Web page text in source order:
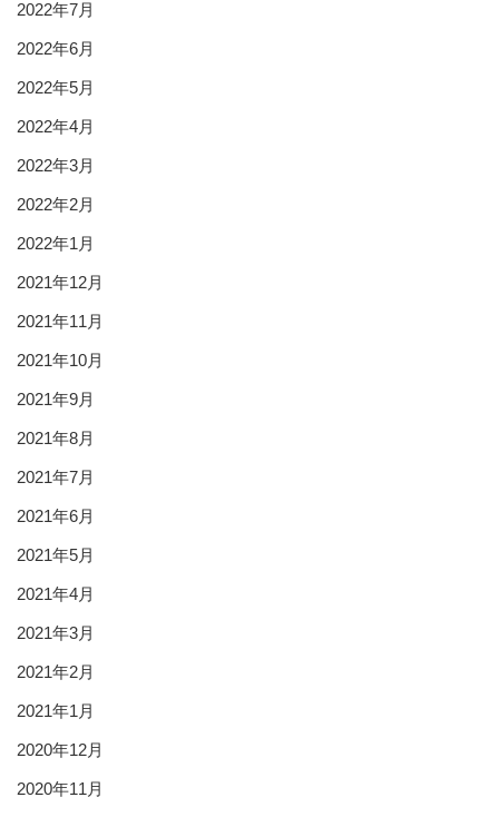
2022年7月
2022年6月
2022年5月
2022年4月
2022年3月
2022年2月
2022年1月
2021年12月
2021年11月
2021年10月
2021年9月
2021年8月
2021年7月
2021年6月
2021年5月
2021年4月
2021年3月
2021年2月
2021年1月
2020年12月
2020年11月